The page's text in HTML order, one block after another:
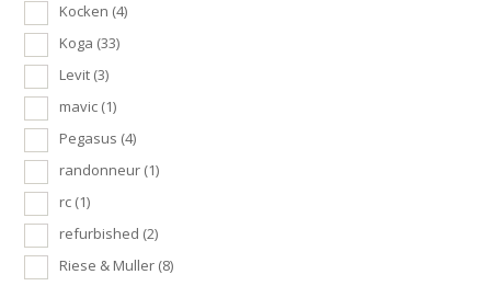
Kocken (4)
Koga (33)
Levit (3)
mavic (1)
Pegasus (4)
randonneur (1)
rc (1)
refurbished (2)
Riese & Muller (8)